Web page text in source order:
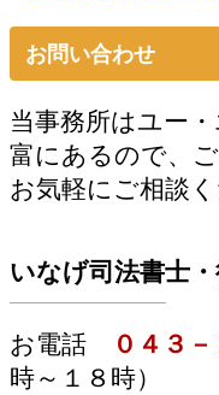
お問い合わせ
当事務所はユー
富にあるので、
お気軽にご相談く
いなげ司法書士
お電話 ０４３
時～１８時）